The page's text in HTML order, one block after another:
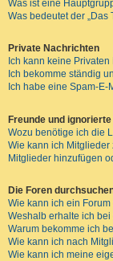
Was ist eine
Was bedeutet der „Das
Private Nachrichten
Ich kann keine
Ich bekomme ständig
Ich habe eine Spam-
Freunde und
Wozu benötige ich die
Wie kann ich
Mitglieder hinzufügen
Die Foren
Wie kann ich ein
Weshalb erhalte ich
Warum bekomme ich
Wie kann ich nach
Wie kann ich meine